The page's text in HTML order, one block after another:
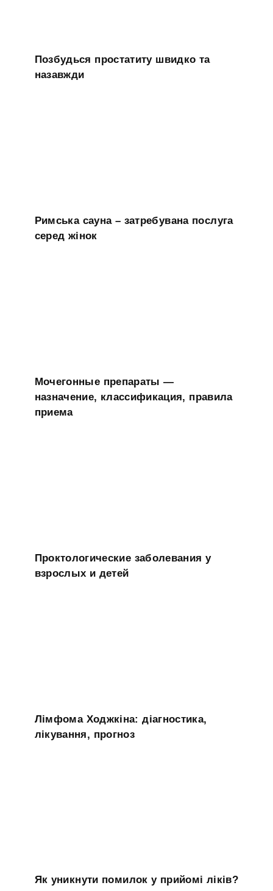
Позбудься простатиту швидко та
назавжди
Римська сауна – затребувана послуга
серед жінок
Мочегонные препараты —
назначение, классификация, правила
приема
Проктологические заболевания у
взрослых и детей
Лімфома Ходжкіна: діагностика,
лікування, прогноз
Як уникнути помилок у прийомі ліків?